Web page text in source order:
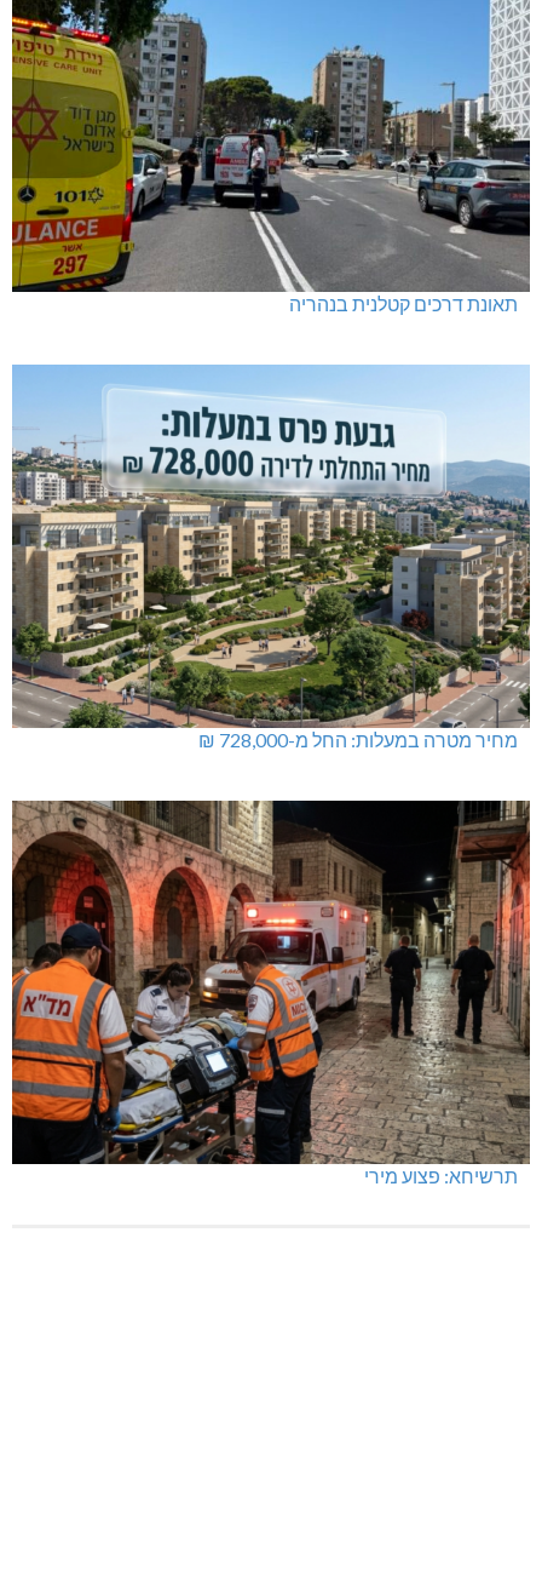
תאונת דרכים קטלנית בנהריה
מחיר מטרה במעלות: החל מ-728,000 ₪
תרשיחא: פצוע מירי